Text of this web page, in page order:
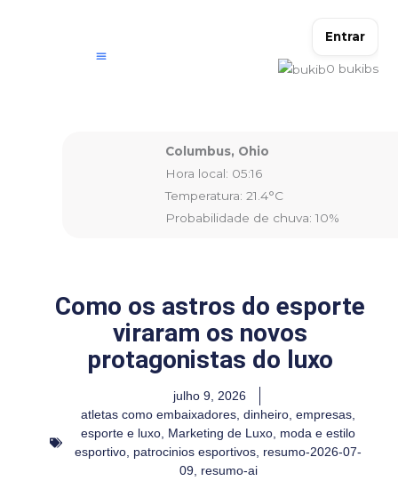
Entrar
0 bukibs
Columbus, Ohio
Hora local: 05:16
Temperatura: 21.4°C
Probabilidade de chuva: 10%
Como os astros do esporte
viraram os novos
protagonistas do luxo
julho 9, 2026
atletas como embaixadores, dinheiro, empresas,
esporte e luxo, Marketing de Luxo, moda e estilo
esportivo, patrocinios esportivos, resumo-2026-07-
09, resumo-ai